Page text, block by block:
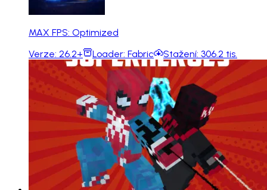
MAX FPS: Optimized
Verze: 26.2+ Loader: Fabric Stažení: 306.2 tis.